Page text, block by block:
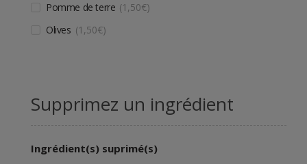
Pomme de terre
1,50€
Olives 1,50€
Supprimez un ingrédient
Ingrédient(s) suprimé(s)